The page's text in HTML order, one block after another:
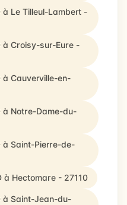
Le Tilleul-Lambert -
à Croisy-sur-Eure -
à Cauverville-en-
à Notre-Dame-du-
à Saint-Pierre-de-
à Hectomare - 27110
à Saint-Jean-du-